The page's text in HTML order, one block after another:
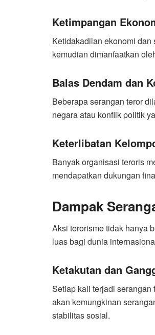
Ketimpangan
Ketidakadilan ekonomi dan
kemudian dimanfaatkan
Balas Dendam dan
Beberapa serangan teror
negara atau konflik politik
Keterlibatan
Banyak organisasi teroris
mendapatkan dukungan
Dampak
Aksi terorisme tidak hanya
luas bagi dunia
Ketakutan dan
Setiap kali terjadi
akan kemungkinan
stabilitas sosial.